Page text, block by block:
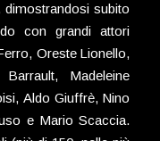
subito
con grandi attori
Oreste Lionello,
Madeleine
Aldo Giuffrè, Nino
e Mario Scaccia.